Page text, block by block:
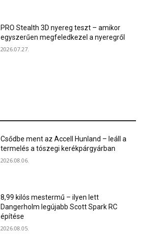
PRO Stealth 3D nyereg teszt – amikor
egyszerűen megfeledkezel a nyeregről
2026.07.27.
Csődbe ment az Accell Hunland – leáll a
termelés a tószegi kerékpárgyárban
2026.08.06.
8,99 kilós mestermű – ilyen lett
Dangerholm legújabb Scott Spark RC
építése
2026.08.05.